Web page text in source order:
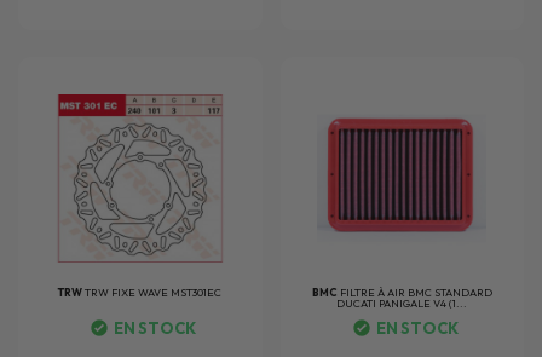
TRWTRW FIXE WAVE MST301EC
EN STOCK
BMC FILTRE À AIR BMC STANDARD
DUCATI PANIGALE V4 (1...
EN STOCK